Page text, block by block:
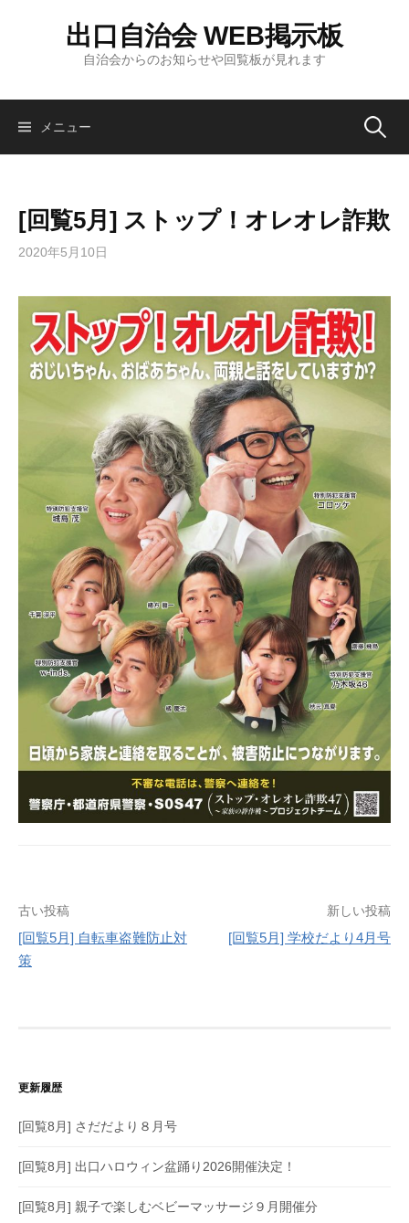
ツ
出口自治会 WEB掲示板
自治会からのお知らせや回覧板が見れます
メニュー 検
[回覧5月] ストップ！オレオレ詐欺
2020年5月10日
投
稿
ー
ン
古い投稿
[回覧5月] 自転車盗難防止対
策
新しい投稿
[回覧5月] 学校だより4月号
更新履歴
[回覧8月] さだだより８月号
[回覧8月] 出口ハロウィン盆踊り2026開催決定！
[回覧8月] 親子で楽しむベビーマッサージ９月開催分